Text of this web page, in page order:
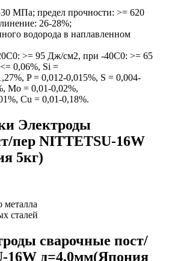
МПа; предел прочности: >= 620
26-28%;
водорода в наплавленном
>= 95 Дж/см2, при -40C0: >= 65
0,06%, Si =
P = 0,012-0,015%, S = 0,004-
Mo = 0,01-0,02%,
Cu = 0,01-0,18%.
Электроды
пер NITTETSU-16W
5кг)
металла
сталей
сварочные пост/
16W д=4,0мм(Япония